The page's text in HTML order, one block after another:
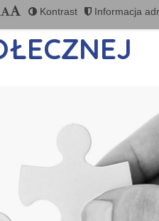
Kontrast Informacja